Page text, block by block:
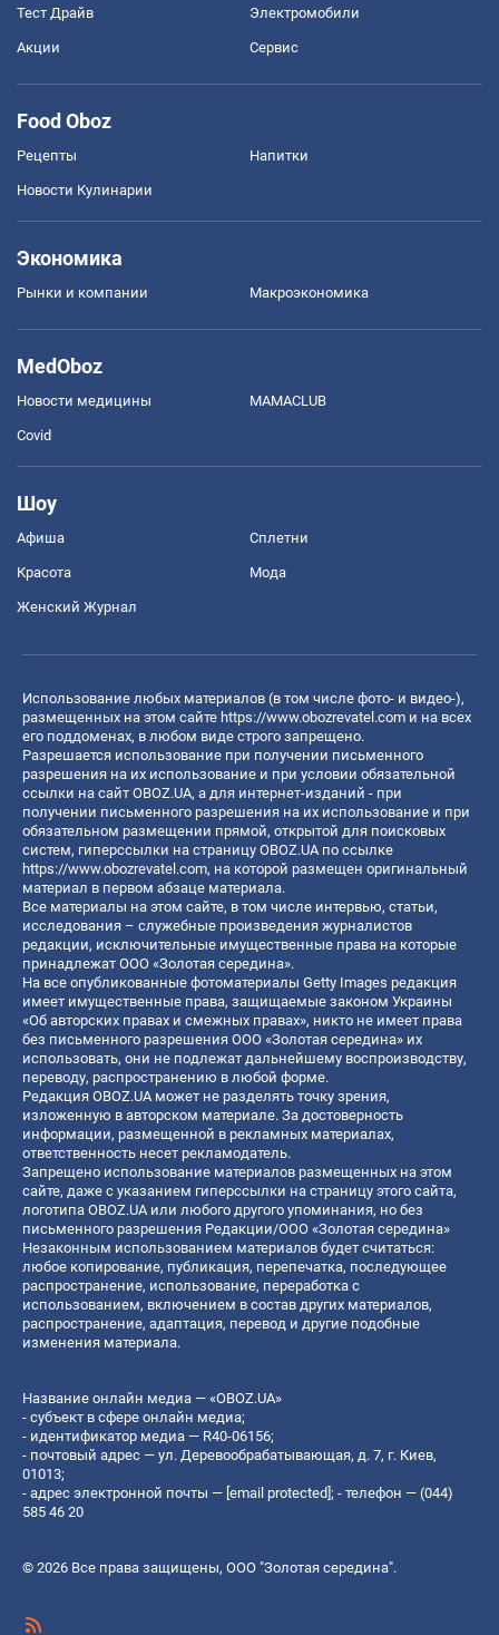
Тест Драйв Электромобили
Акции Сервис
Food Oboz
Рецепты Напитки
Новости Кулинарии
Экономика
Рынки и компании Mакроэкономика
MedOboz
Новости медицины MAMACLUB
Covid
Шоу
Афиша Сплетни
Красота Мода
Женский Журнал
Использование любых материалов (в том числе фото- и видео-),
размещенных на этом сайте https://www.obozrevatel.com и на всех
его поддоменах, в любом виде строго запрещено.
Разрешается использование при получении письменного
разрешения на их использование и при условии обязательной
ссылки на сайт OBOZ.UA, а для интернет-изданий - при
получении письменного разрешения на их использование и при
обязательном размещении прямой, открытой для поисковых
систем, гиперссылки на страницу OBOZ.UA по ссылке
https://www.obozrevatel.com, на которой размещен оригинальный
материал в первом абзаце материала.
Все материалы на этом сайте, в том числе интервью, статьи,
исследования – служебные произведения журналистов
редакции, исключительные имущественные права на которые
принадлежат ООО «Золотая середина».
На все опубликованные фотоматериалы Getty Images редакция
имеет имущественные права, защищаемые законом Украины
«Об авторских правах и смежных правах», никто не имеет права
без письменного разрешения ООО «Золотая середина» их
использовать, они не подлежат дальнейшему воспроизводству,
переводу, распространению в любой форме.
Редакция OBOZ.UA может не разделять точку зрения,
изложенную в авторском материале. За достоверность
информации, размещенной в рекламных материалах,
ответственность несет рекламодатель.
Запрещено использование материалов размещенных на этом
сайте, даже с указанием гиперссылки на страницу этого сайта,
логотипа OBOZ.UA или любого другого упоминания, но без
письменного разрешения Редакции/ООО «Золотая середина»
Незаконным использованием материалов будет считаться:
любое копирование, публикация, перепечатка, последующее
распространение, использование, переработка с
использованием, включением в состав других материалов,
распространение, адаптация, перевод и другие подобные
изменения материала.
Название онлайн медиа — «OBOZ.UA»
- субъект в сфере онлайн медиа;
- идентификатор медиа — R40-06156;
- почтовый адрес — ул. Деревообрабатывающая, д. 7, г. Киев,
01013;
- адрес электронной почты — [email protected] ; - телефон — (044)
585 46 20
© 2026 Все права защищены, ООО "Золотая середина".